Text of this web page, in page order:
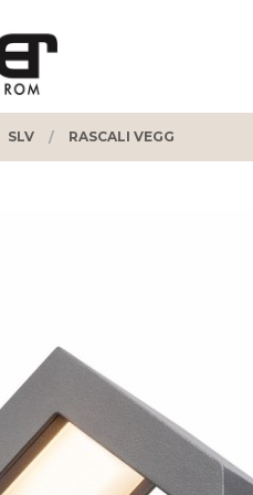
SLV RASCALI VEGG